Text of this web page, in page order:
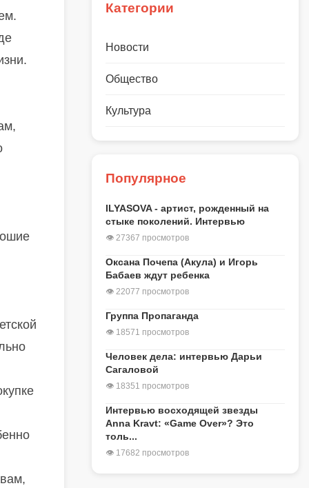
Категории
Новости
Общество
Культура
Популярное
ILYASOVA - артист, рожденный на
стыке поколений. Интервью
👁 27367 просмотров
Оксана Почепа (Акула) и Игорь
Бабаев ждут ребенка
👁 22077 просмотров
Группа Пропаганда
👁 18571 просмотров
Человек дела: интервью Дарьи
Сагаловой
👁 18351 просмотров
Интервью восходящей звезды
Anna Kravt: «Game Over»? Это
толь...
👁 17682 просмотров